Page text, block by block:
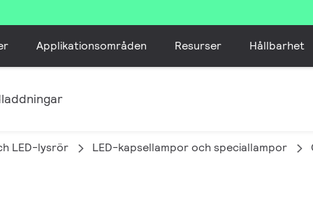
Applikationsområden Resurser Hållbarhet
LED-lysrör LED-kapsellampor och speciallampor